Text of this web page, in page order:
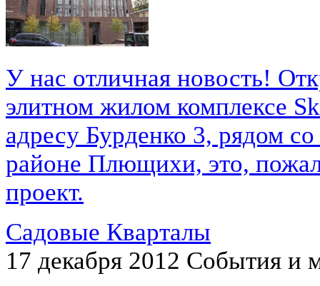
У нас отличная новость!
элитном жилом комплексе
адресу Бурденко 3, рядом
районе Плющихи, это,
проект.
Садовые Кварталы
17 декабря 2012 События и